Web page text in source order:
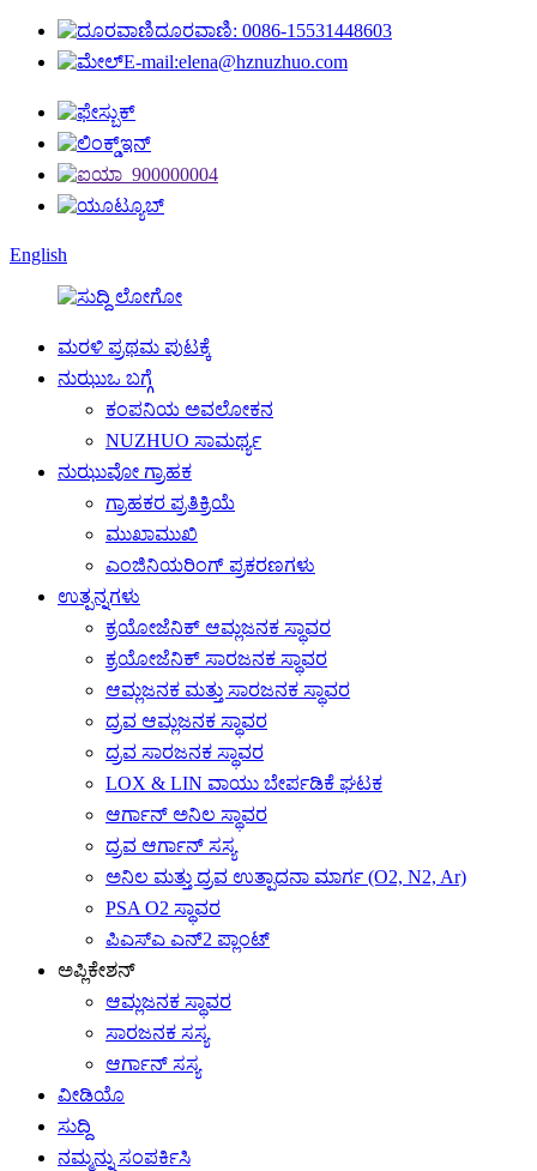
ದೂರವಾಣಿ: 0086-15531448603
E-mail:elena@hznuzhuo.com
English
ಮರಳಿ ಪ್ರಥಮ ಪುಟಕ್ಕೆ
ನುಝುಒ ಬಗ್ಗೆ
ಕಂಪನಿಯ ಅವಲೋಕನ
NUZHUO ಸಾಮರ್ಥ್ಯ
ನುಝುವೋ ಗ್ರಾಹಕ
ಗ್ರಾಹಕರ ಪ್ರತಿಕ್ರಿಯೆ
ಮುಖಾಮುಖಿ
ಎಂಜಿನಿಯರಿಂಗ್ ಪ್ರಕರಣಗಳು
ಉತ್ಪನ್ನಗಳು
ಕ್ರಯೋಜೆನಿಕ್ ಆಮ್ಲಜನಕ ಸ್ಥಾವರ
ಕ್ರಯೋಜೆನಿಕ್ ಸಾರಜನಕ ಸ್ಥಾವರ
ಆಮ್ಲಜನಕ ಮತ್ತು ಸಾರಜನಕ ಸ್ಥಾವರ
ದ್ರವ ಆಮ್ಲಜನಕ ಸ್ಥಾವರ
ದ್ರವ ಸಾರಜನಕ ಸ್ಥಾವರ
LOX & LIN ವಾಯು ಬೇರ್ಪಡಿಕೆ ಘಟಕ
ಆರ್ಗಾನ್ ಅನಿಲ ಸ್ಥಾವರ
ದ್ರವ ಆರ್ಗಾನ್ ಸಸ್ಯ
ಅನಿಲ ಮತ್ತು ದ್ರವ ಉತ್ಪಾದನಾ ಮಾರ್ಗ (O2, N2, Ar)
PSA O2 ಸ್ಥಾವರ
ಪಿಎಸ್ಎ ಎನ್2 ಪ್ಲಾಂಟ್
ಅಪ್ಲಿಕೇಶನ್
ಆಮ್ಲಜನಕ ಸ್ಥಾವರ
ಸಾರಜನಕ ಸಸ್ಯ
ಆರ್ಗಾನ್ ಸಸ್ಯ
ವೀಡಿಯೊ
ಸುದ್ದಿ
ನಮ್ಮನ್ನು ಸಂಪರ್ಕಿಸಿ